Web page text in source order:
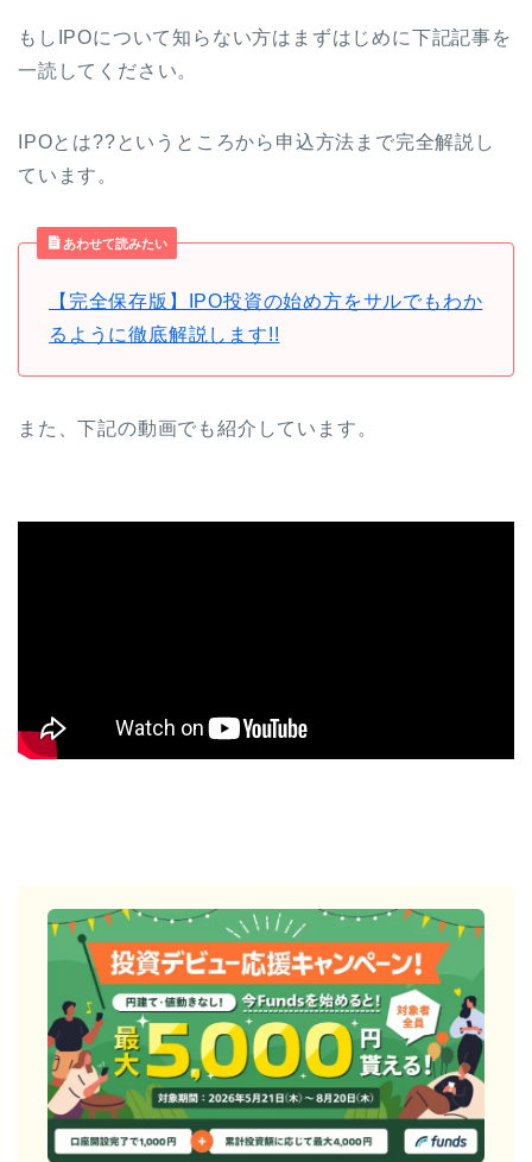
もしIPOについて知らない方はまずはじめに下記記事を
一読してください。
IPOとは??というところから申込方法まで完全解説し
ています。
あわせて読みたい
【完全保存版】IPO投資の始め方をサルでもわか
るように徹底解説します!!
また、下記の動画でも紹介しています。